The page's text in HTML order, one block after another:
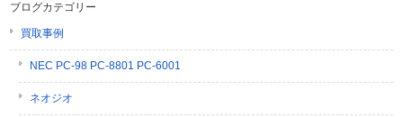
ブログカテゴリー
買取事例
NEC PC-98 PC-8801 PC-6001
ネオジオ